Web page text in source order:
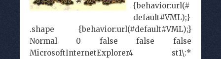
{behavior:url(#
default#VML);}
.shape {behavior:url(#default#VML);}
Normal 0 false false false
MicrosoftInternetExplorer4 st1\:*